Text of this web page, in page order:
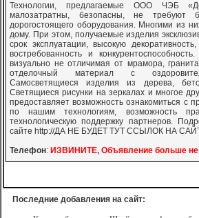
Технологии, предлагаемые ООО ЧЭБ
малозатратны, безопасны, не требуют
дорогостоящего оборудования. Многими из
дому. При этом, получаемые изделия
срок эксплуатации, высокую
востребованность и
визуально не отличимая от мрамора,
отделочный материал с
Самосветящиеся изделия из дерева,
Светящиеся рисунки на зеркалах и многое
предоставляет возможность ознакомиться с
по нашим технологиям, возможность
технологическую поддержку партнеров.
сайте http://ДА НЕ БУДЕТ ТУТ ССЫЛОК НА
Телефон: ИЗВИНИТЕ, Объявление больше не
Последние добавления на сайт: